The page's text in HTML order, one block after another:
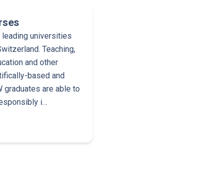
leading universities
Teaching,
and other
based and
graduates are able to
i…